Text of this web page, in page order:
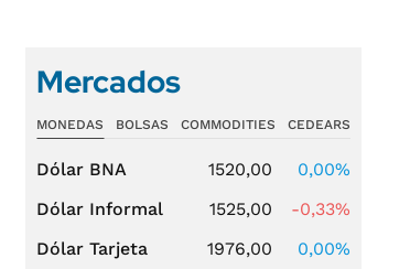
Mercados
MONEDAS BOLSAS COMMODITIES CEDEARS
Dólar BNA 1520,00
0,00%
Dólar Informal
1525,00
-0,33%
Dólar Tarjeta
1976,00
0,00%